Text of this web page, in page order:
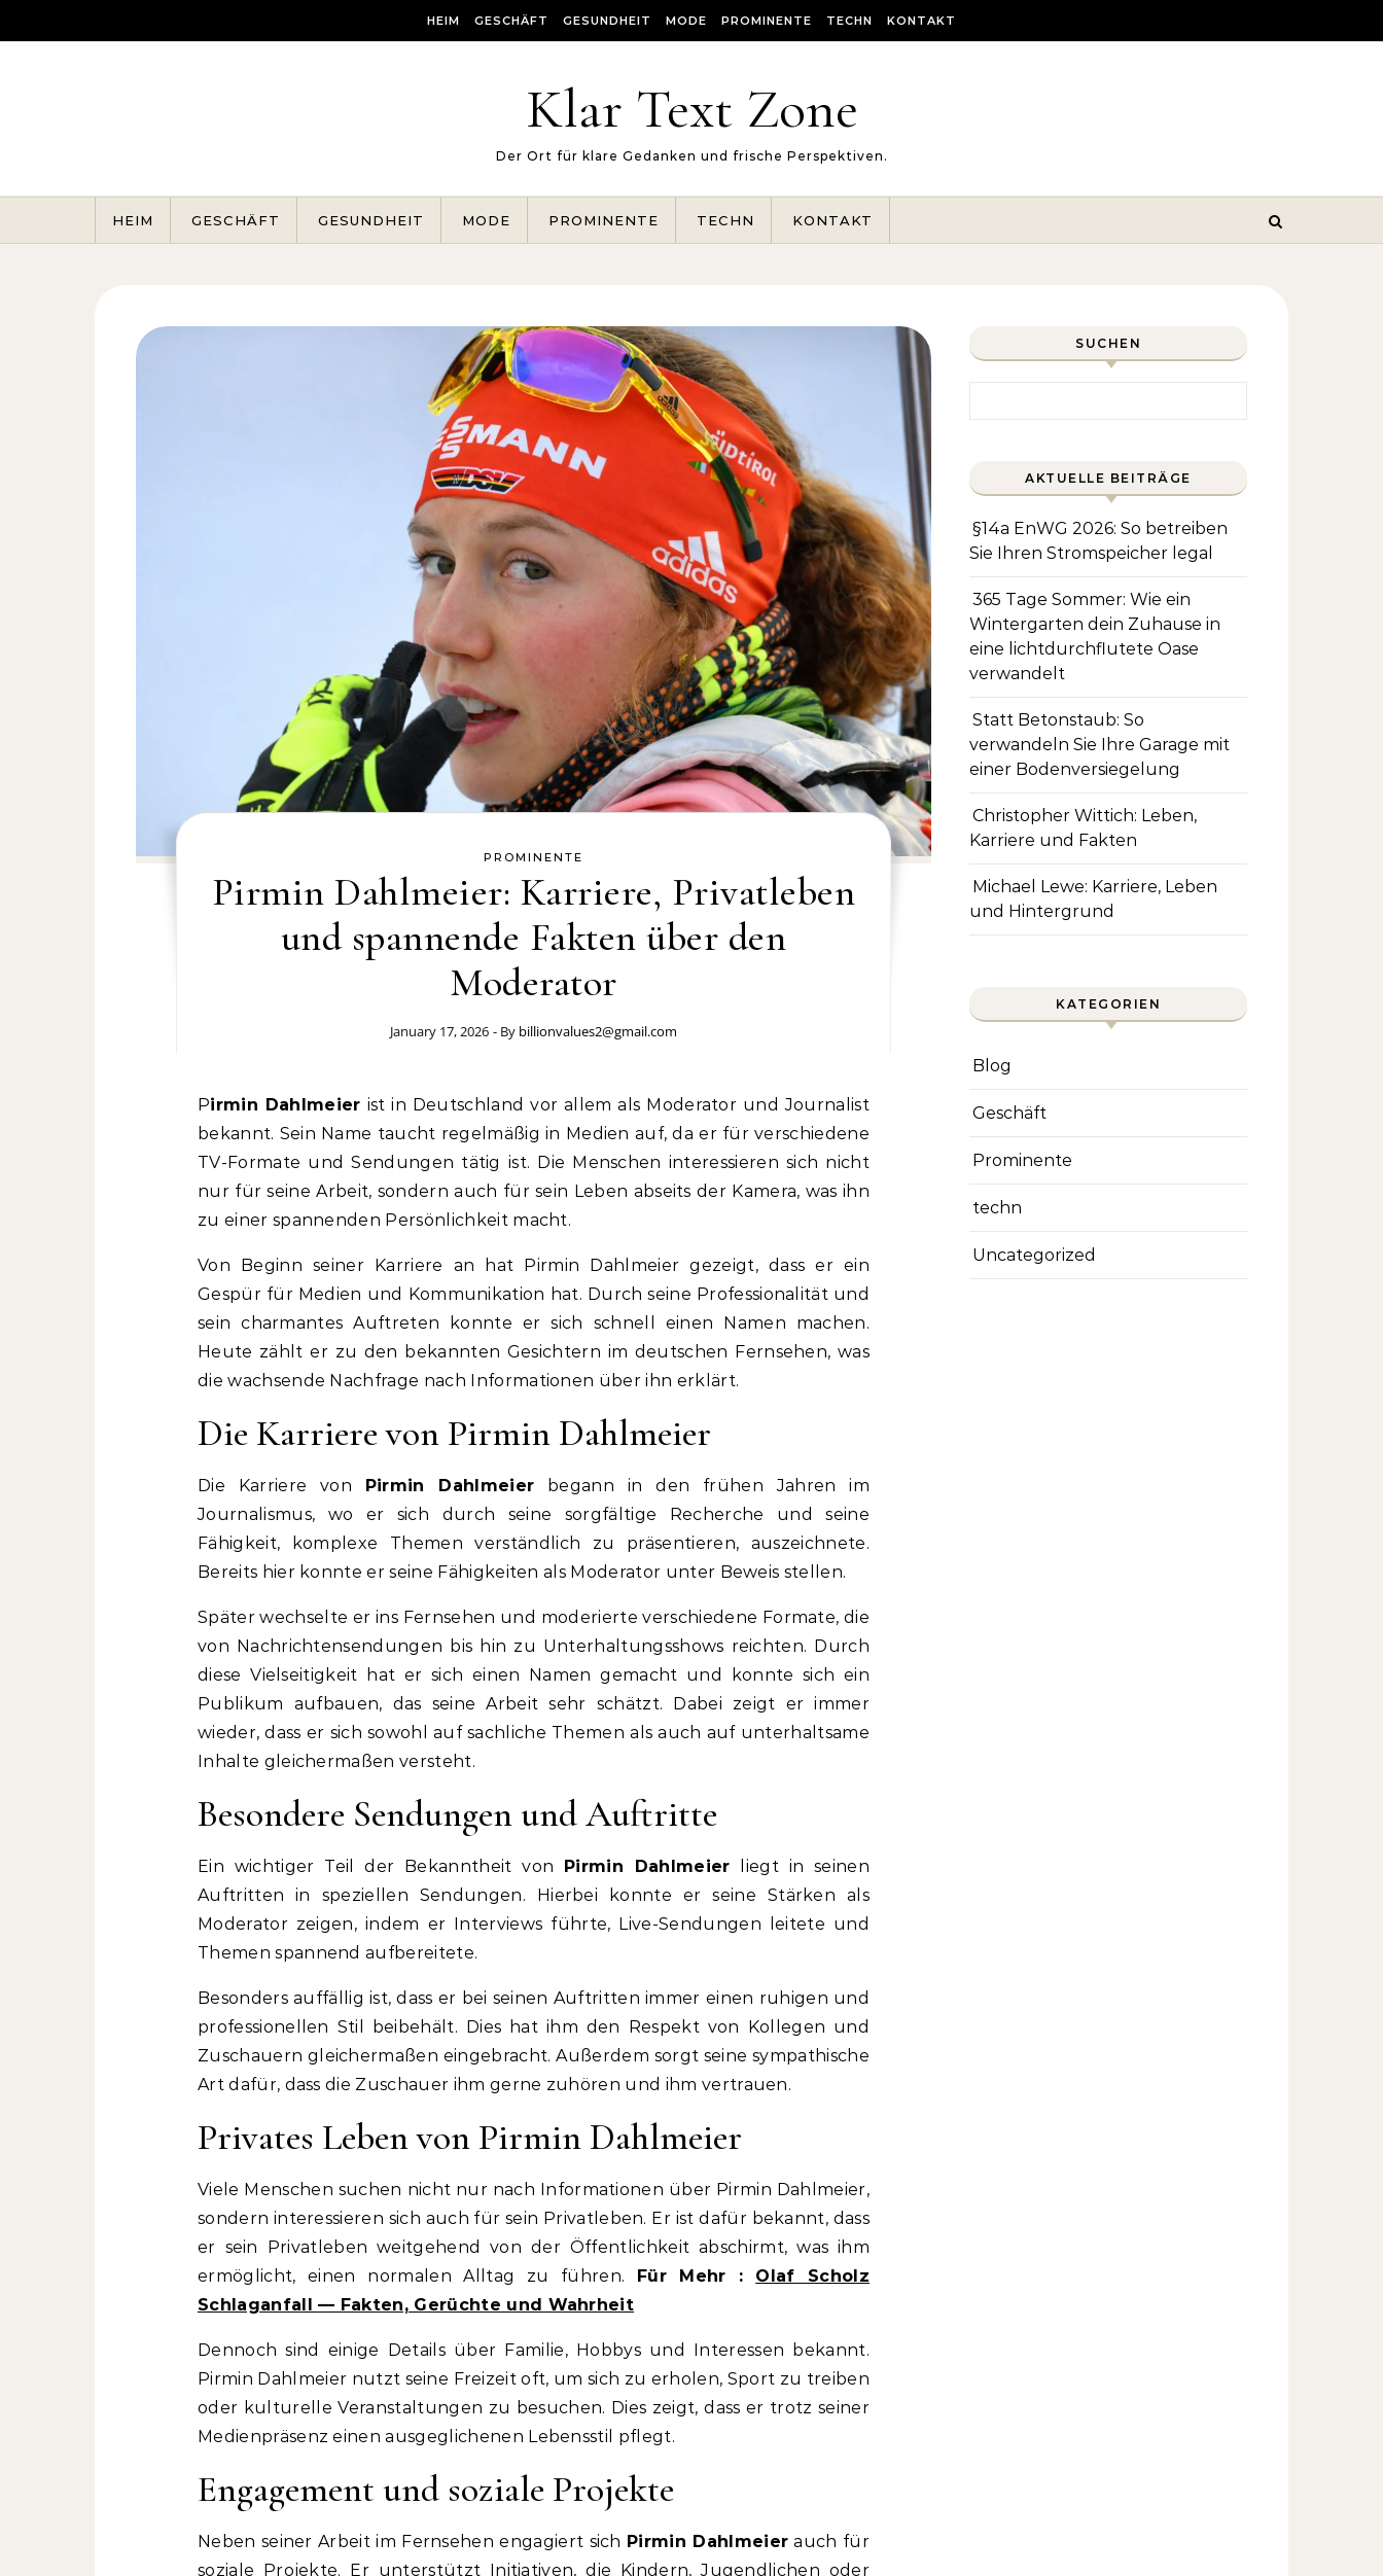
HEIM GESCHÄFT GESUNDHEIT MODE PROMINENTE TECHN KONTAKT
Klar Text Zone
Der Ort für klare Gedanken und frische Perspektiven.
HEIM GESCHÄFT GESUNDHEIT MODE PROMINENTE TECHN KONTAKT
PROMINENTE
Pirmin Dahlmeier: Karriere, Privatleben
und spannende Fakten über den
Moderator
January 17, 2026 - By billionvalues2@gmail.com
Pirmin Dahlmeier ist in Deutschland vor allem als Moderator und Journalist
bekannt. Sein Name taucht regelmäßig in Medien auf, da er für verschiedene
TV-Formate und Sendungen tätig ist. Die Menschen interessieren sich nicht
nur für seine Arbeit, sondern auch für sein Leben abseits der Kamera, was ihn
zu einer spannenden Persönlichkeit macht.
Von Beginn seiner Karriere an hat Pirmin Dahlmeier gezeigt, dass er ein
Gespür für Medien und Kommunikation hat. Durch seine Professionalität und
sein charmantes Auftreten konnte er sich schnell einen Namen machen.
Heute zählt er zu den bekannten Gesichtern im deutschen Fernsehen, was
die wachsende Nachfrage nach Informationen über ihn erklärt.
Die Karriere von Pirmin Dahlmeier
Die Karriere von Pirmin Dahlmeier begann in den frühen Jahren im
Journalismus, wo er sich durch seine sorgfältige Recherche und seine
Fähigkeit, komplexe Themen verständlich zu präsentieren, auszeichnete.
Bereits hier konnte er seine Fähigkeiten als Moderator unter Beweis stellen.
Später wechselte er ins Fernsehen und moderierte verschiedene Formate, die
von Nachrichtensendungen bis hin zu Unterhaltungsshows reichten. Durch
diese Vielseitigkeit hat er sich einen Namen gemacht und konnte sich ein
Publikum aufbauen, das seine Arbeit sehr schätzt. Dabei zeigt er immer
wieder, dass er sich sowohl auf sachliche Themen als auch auf unterhaltsame
Inhalte gleichermaßen versteht.
Besondere Sendungen und Auftritte
Ein wichtiger Teil der Bekanntheit von Pirmin Dahlmeier liegt in seinen
Auftritten in speziellen Sendungen. Hierbei konnte er seine Stärken als
Moderator zeigen, indem er Interviews führte, Live-Sendungen leitete und
Themen spannend aufbereitete.
Besonders auffällig ist, dass er bei seinen Auftritten immer einen ruhigen und
professionellen Stil beibehält. Dies hat ihm den Respekt von Kollegen und
Zuschauern gleichermaßen eingebracht. Außerdem sorgt seine sympathische
Art dafür, dass die Zuschauer ihm gerne zuhören und ihm vertrauen.
Privates Leben von Pirmin Dahlmeier
Viele Menschen suchen nicht nur nach Informationen über Pirmin Dahlmeier,
sondern interessieren sich auch für sein Privatleben. Er ist dafür bekannt, dass
er sein Privatleben weitgehend von der Öffentlichkeit abschirmt, was ihm
ermöglicht, einen normalen Alltag zu führen.
Für Mehr :
Olaf Scholz
Schlaganfall — Fakten, Gerüchte und Wahrheit
Dennoch sind einige Details über Familie, Hobbys und Interessen bekannt.
Pirmin Dahlmeier nutzt seine Freizeit oft, um sich zu erholen, Sport zu treiben
oder kulturelle Veranstaltungen zu besuchen. Dies zeigt, dass er trotz seiner
Medienpräsenz einen ausgeglichenen Lebensstil pflegt.
Engagement und soziale Projekte
Neben seiner Arbeit im Fernsehen engagiert sich Pirmin Dahlmeier auch für
soziale Projekte. Er unterstützt Initiativen, die Kindern, Jugendlichen oder
SUCHEN
AKTUELLE BEITRÄGE
§14a EnWG 2026: So betreiben
Sie Ihren Stromspeicher legal
365 Tage Sommer: Wie ein
Wintergarten dein Zuhause in
eine lichtdurchflutete Oase
verwandelt
Statt Betonstaub: So
verwandeln Sie Ihre Garage mit
einer Bodenversiegelung
Christopher Wittich: Leben,
Karriere und Fakten
Michael Lewe: Karriere, Leben
und Hintergrund
KATEGORIEN
Blog
Geschäft
Prominente
techn
Uncategorized